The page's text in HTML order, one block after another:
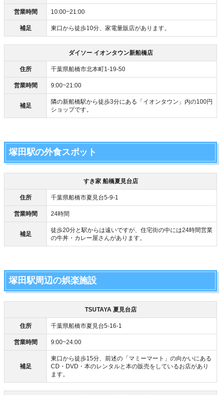
営業時間 10:00~21:00
補足 東口から徒歩10分、家電量販店があります。
ダイソー イオンタウン新船橋店
住所 千葉県船橋市北本町1-19-50
営業時間 9:00~21:00
補足
隣の新船橋駅から徒歩3分にある「イオンタウン」内の100円
ショップです。
塚田駅の外食スポット
すき家 船橋夏見台店
住所 千葉県船橋市夏見台5-9-1
営業時間 24時間
補足
徒歩20分と駅からは遠いですが、住宅街の中には24時間営業
の牛丼・カレー屋さんがあります。
塚田駅周辺の娯楽施設
TSUTAYA 夏見台店
住所 千葉県船橋市夏見台5-16-1
営業時間 9:00~24:00
補足
東口から徒歩15分、前述の「マミーマート」の向かいにある
CD・DVD・本のレンタルと本の販売をしているお店があり
ます。